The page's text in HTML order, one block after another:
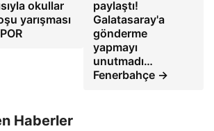
okullar
yarışması
paylaştı!
Galatasaray'a
gönderme
yapmayı
unutmadı…
Fenerbahçe →
Haberler